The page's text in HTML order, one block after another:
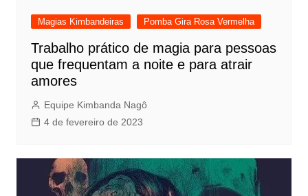
Magias Kimbandeiras Pomba Gira Rosa Vermelha
Trabalho prático de magia para pessoas
que frequentam a noite e para atrair
amores
Equipe Kimbanda Nagô
4 de fevereiro de 2023